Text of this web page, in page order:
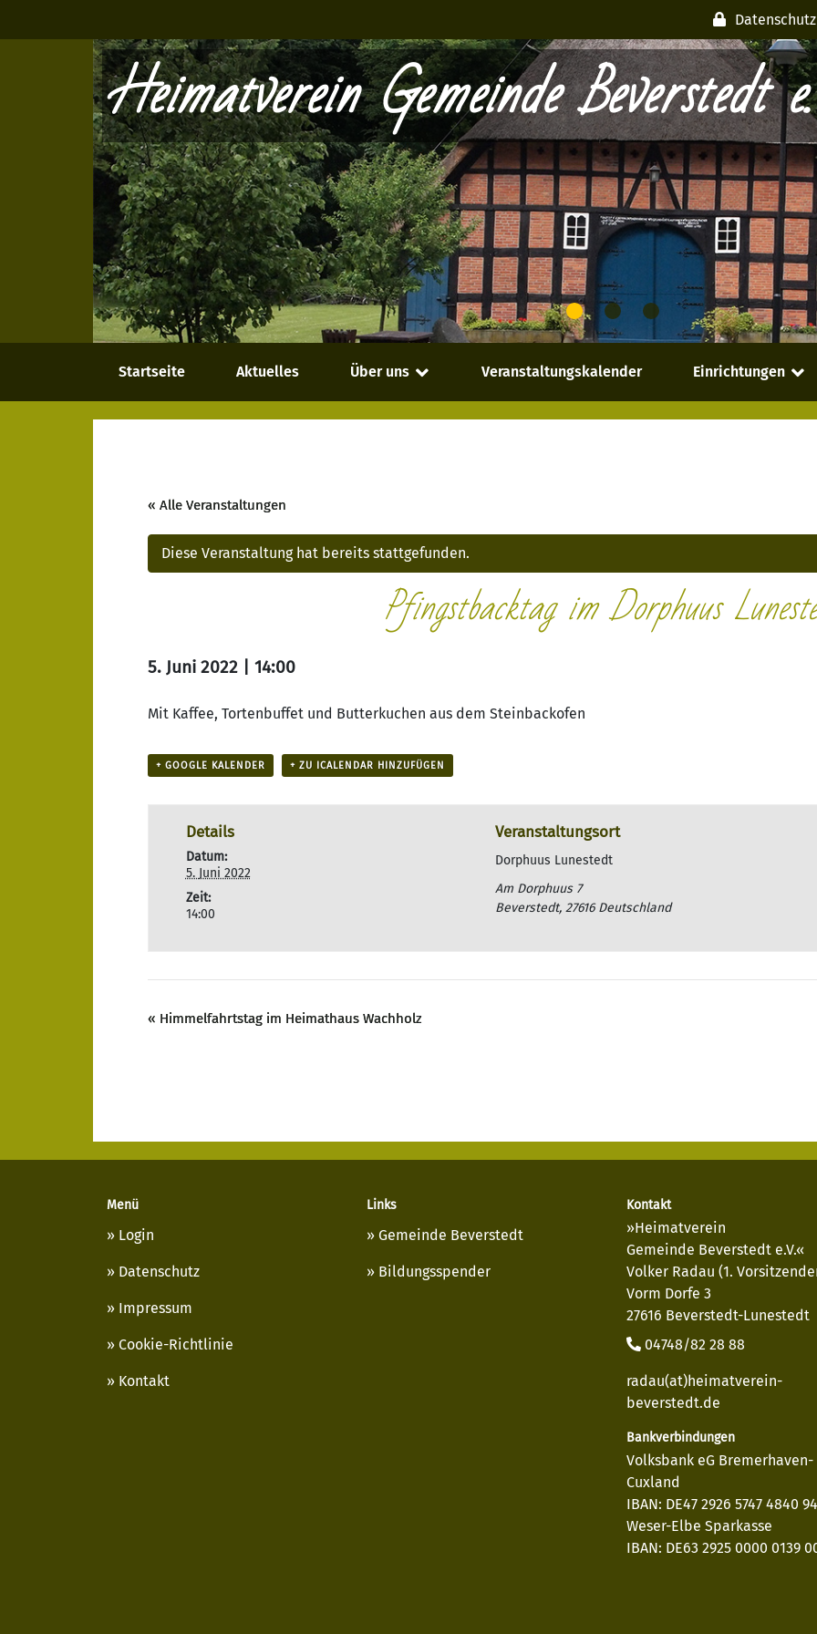
Datenschutz
Heimatverein Gemeinde Beverstedt
Startseite Aktuelles Über uns Veranstaltungskalender Einrichtungen
« Alle Veranstaltungen
Diese Veranstaltung hat bereits stattgefunden.
Pfingstbacktag im Dorphuus
5. Juni 2022 | 14:00
Mit Kaffee, Tortenbuffet und Butterkuchen aus dem Steinbackofen
+ GOOGLE KALENDER + ZU ICALENDAR HINZUFÜGEN
Details
Datum:
5. Juni 2022
Zeit:
14:00
Veranstaltungsort
Dorphuus Lunestedt
Am Dorphuus 7
Beverstedt, 27616 Deutschland
« Himmelfahrtstag im Heimathaus Wachholz
Menü
Login
Datenschutz
Impressum
Cookie-Richtlinie
Kontakt
Links
Gemeinde Beverstedt
Bildungsspender
Kontakt
»Heimatverein
Gemeinde Beverstedt e.V.«
Volker Radau (1.
Vorm Dorfe 3
27616 Beverstedt-Lunestedt
04748/82 28 88
radau(at)heimatverein-
beverstedt.de
Bankverbindungen
Volksbank eG Bremerhaven-
Cuxland
IBAN: DE47 2926 5747 4840
Weser-Elbe Sparkasse
IBAN: DE63 2925 0000 0139